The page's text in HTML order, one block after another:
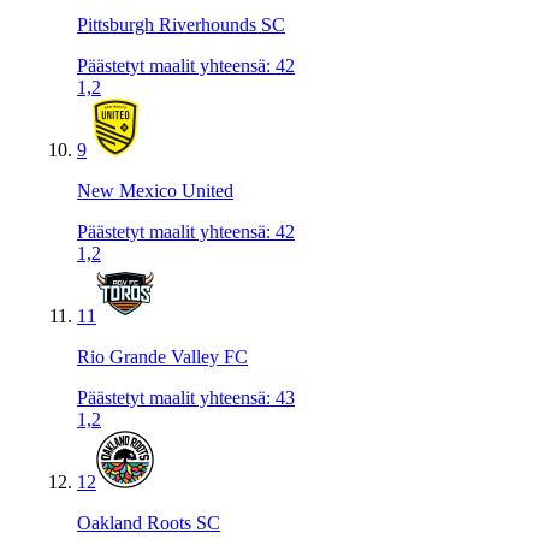
Pittsburgh Riverhounds SC
Päästetyt maalit yhteensä: 42
1,2
9
New Mexico United
Päästetyt maalit yhteensä: 42
1,2
11
Rio Grande Valley FC
Päästetyt maalit yhteensä: 43
1,2
12
Oakland Roots SC